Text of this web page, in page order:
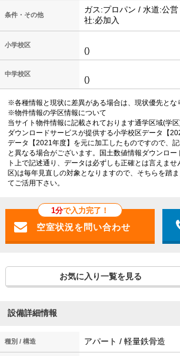
条件・その他
ガス:プロパン / 水道:公
社:必加入
小学校区
()
中学校区
()
※各種情報と現状に差異がある場合は、現状優先とな
※物件情報の学区情報について
当サイト物件情報に記載されております通学区域(学
ダウンロードサービスが提供する小学校区データ【
データ【2021年度】を元に加工したものですので、
と異なる場合がございます。国土数値情報ダウンロー
ト上で記述通り、データは必ずしも正確とは言えま
区)は毎年見直しの対象となりますので、そちらを踏
てご活用下さい。
1分で入力完了！
お気に入り一覧を見る
設備詳細情報
種別 / 構造 アパート / 軽量鉄骨造